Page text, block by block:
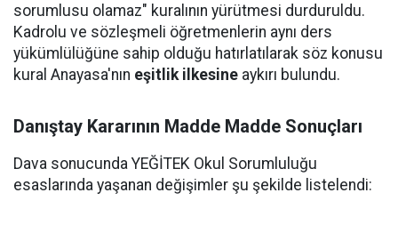
sorumlusu olamaz" kuralının yürütmesi durduruldu.
Kadrolu ve sözleşmeli öğretmenlerin aynı ders
yükümlülüğüne sahip olduğu hatırlatılarak söz konusu
kural Anayasa'nın eşitlik ilkesine aykırı bulundu.
Danıştay Kararının Madde Madde Sonuçları
Dava sonucunda YEĞİTEK Okul Sorumluluğu
esaslarında yaşanan değişimler şu şekilde listelendi: